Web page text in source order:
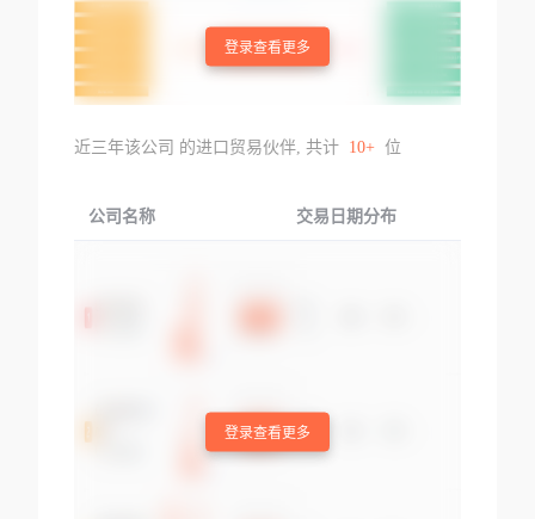
登录查看更多
近三年该公司 的进口贸易伙伴, 共计 10+ 位
公司名称 交易日期分布
登录查看更多